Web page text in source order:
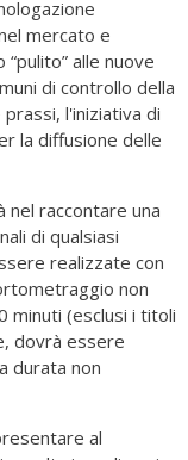
mercato e
alle nuove
di controllo della
l'iniziativa di
la diffusione delle
nel raccontare una
di qualsiasi
realizzate con
non
minuti (esclusi i titoli
dovrà essere
durata non
al